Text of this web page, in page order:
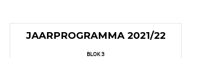
JAARPROGRAMMA 2021/22
BLOK 3